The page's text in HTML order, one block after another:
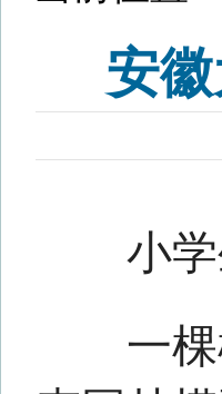
小学生正
态园林模型
制作成一个
玻璃瓶中，
了……4月15